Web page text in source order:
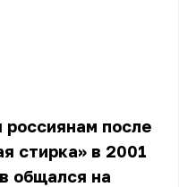
после
стирка» в 2001
общался на